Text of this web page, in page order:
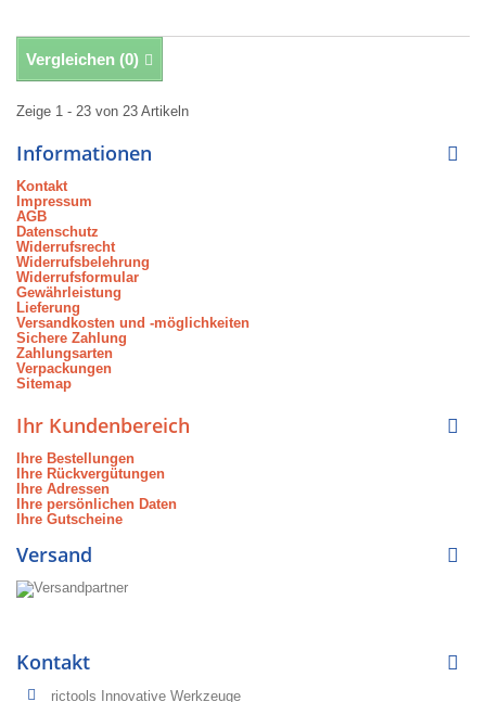
Vergleichen (0)
Zeige 1 - 23 von 23 Artikeln
Informationen
Kontakt
Impressum
AGB
Datenschutz
Widerrufsrecht
Widerrufsbelehrung
Widerrufsformular
Gewährleistung
Lieferung
Versandkosten und -möglichkeiten
Sichere Zahlung
Zahlungsarten
Verpackungen
Sitemap
Ihr Kundenbereich
Ihre Bestellungen
Ihre Rückvergütungen
Ihre Adressen
Ihre persönlichen Daten
Ihre Gutscheine
Versand
Kontakt
rictools Innovative Werkzeuge